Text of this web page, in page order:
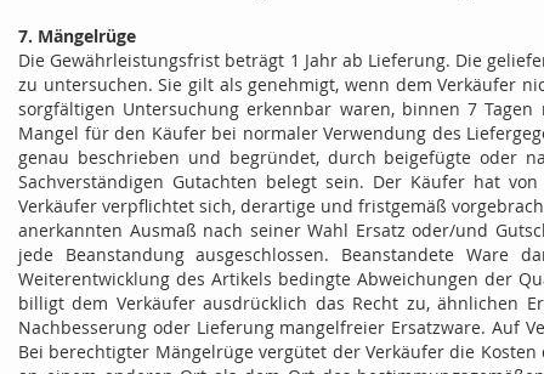
7. Mängelrüge
Die Gewährleistungsfrist beträgt 1 Jahr ab Lieferung. Die
zu untersuchen. Sie gilt als genehmigt, wenn dem Verkäufer
sorgfältigen Untersuchung erkennbar waren, binnen 7
Mangel für den Käufer bei normaler Verwendung des
genau beschrieben und begründet, durch beigefügte oder
Sachverständigen Gutachten belegt sein. Der Käufer hat
Verkäufer verpflichtet sich, derartige und fristgemäß
anerkannten Ausmaß nach seiner Wahl Ersatz oder/und
jede Beanstandung ausgeschlossen. Beanstandete
Weiterentwicklung des Artikels bedingte Abweichungen der
billigt dem Verkäufer ausdrücklich das Recht zu, ähnlichen
Nachbesserung oder Lieferung mangelfreier Ersatzware. Auf
Bei berechtigter Mängelrüge vergütet der Verkäufer die